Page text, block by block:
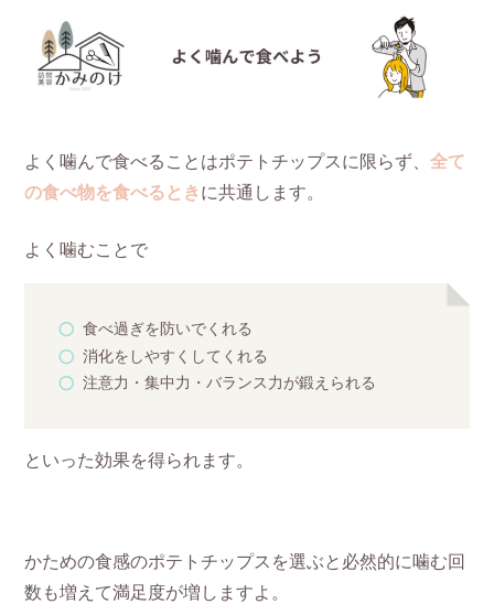
よく噛んで食べることはポテトチップスに限らず、全て
の食べ物を食べるとき に共通します。
よく噛むことで
食べ過ぎを防いでくれる
消化をしやすくしてくれる
注意力・集中力・バランス力が鍛えられる
といった効果を得られます。
かための食感のポテトチップスを選ぶと必然的に噛む回
数も増えて満足度が増しますよ。